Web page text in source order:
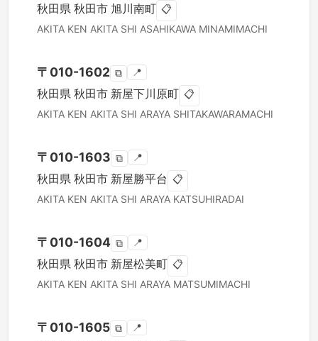
秋田県 秋田市 旭川南町 📋
AKITA KEN AKITA SHI ASAHIKAWA MINAMIMACHI
〒 010-1602 ⧉ 📍
秋田県 秋田市 新屋下川原町 📋
AKITA KEN AKITA SHI ARAYA SHITAKAWARAMACHI
〒 010-1603 ⧉ 📍
秋田県 秋田市 新屋勝平台 📋
AKITA KEN AKITA SHI ARAYA KATSUHIRADAI
〒 010-1604 ⧉ 📍
秋田県 秋田市 新屋松美町 📋
AKITA KEN AKITA SHI ARAYA MATSUMIMACHI
〒 010-1605 ⧉ 📍